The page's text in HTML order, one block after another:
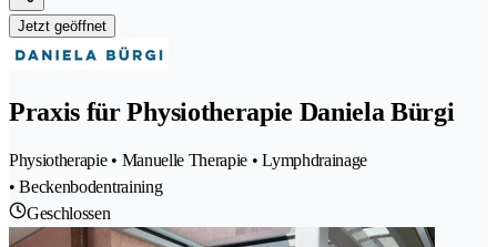
Jetzt geöffnet
Praxis für Physiotherapie Daniela Bürgi
Physiotherapie • Manuelle Therapie • Lymphdrainage
• Beckenbodentraining
Geschlossen